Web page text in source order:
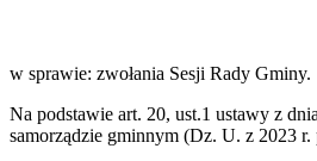
w sprawie: zwołania Sesji Rady Gminy.
Na podstawie art. 20, ust.1 ustawy z
samorządzie gminnym (Dz. U. z 2023